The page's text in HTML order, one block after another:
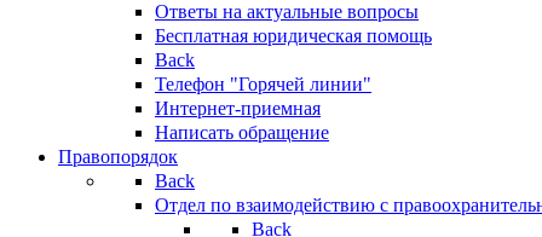
Ответы на актуальные вопросы
Бесплатная юридическая помощь
Back
Телефон "Горячей линии"
Интернет-приемная
Написать обращение
Правопорядок
Back
Отдел по взаимодействию с
Back